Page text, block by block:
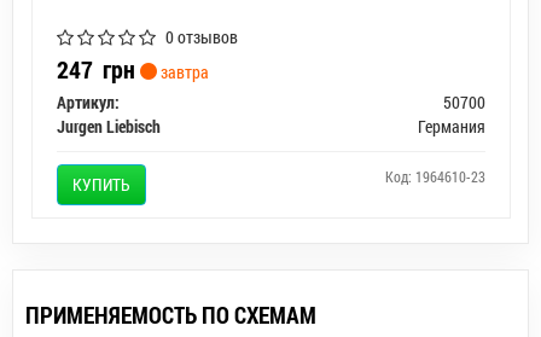
0 отзывов
247 грн
завтра
Артикул:
50700
Jurgen Liebisch
Германия
КУПИТЬ Код: 1964610-23
ПРИМЕНЯЕМОСТЬ ПО СХЕМАМ